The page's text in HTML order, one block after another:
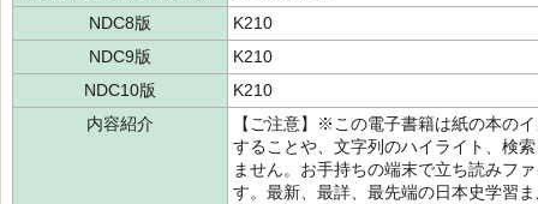
NDC8版
K210
NDC9版
K210
NDC10版
K210
内容紹介
【ご注意】※この電子書籍は紙の本の
することや、文字列のハイライト、検
ません。お手持ちの端末で立ち読みフ
す。最新、最詳、最先端の日本史学習